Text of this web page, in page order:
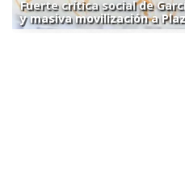
Fuerte crítica social de
y masiva movilización a